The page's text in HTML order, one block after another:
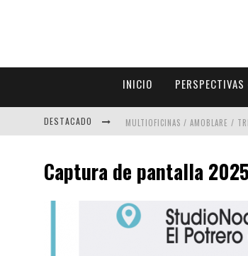
INICIO PERSPECTIVAS
DESTACADO MULTIOFICINAS / AMOBLARE /
COLINEAL – ESPECIAL
ADRIANA HOYOS DESIGN
Captura de pantalla